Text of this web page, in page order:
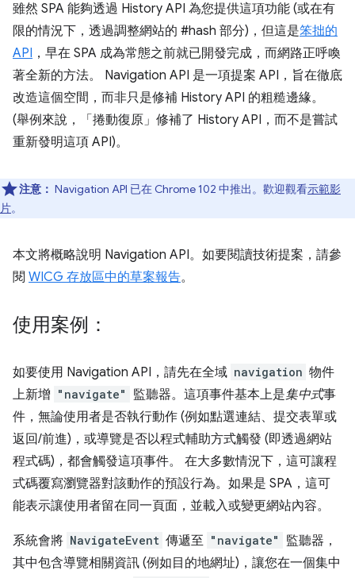
雖然 SPA 能夠透過 History API 為您提供這項功能 (或在有
限的情況下，透過調整網站的 #hash 部分)，但這是笨拙的
API ，早在 SPA 成為常態之前就已開發完成，而網路正呼喚
著全新的方法。 Navigation API 是一項提案 API，旨在徹底
改造這個空間，而非只是修補 History API 的粗糙邊緣。
(舉例來說，「捲動復原」 修補了 History API，而不是嘗試
重新發明這項 API)。
注意： Navigation API 已在 Chrome 102 中推出。歡迎觀看示範影
片。
本文將概略說明 Navigation API。如要閱讀技術提案，請參
閱 WICG 存放區中的草案報告。
使用案例：
如要使用 Navigation API，請先在全域 navigation 物件
上新增 "navigate" 監聽器。這項事件基本上是集中式事
件，無論使用者是否執行動作 (例如點選連結、提交表單或
返回/前進)，或導覽是否以程式輔助方式觸發 (即透過網站
程式碼)，都會觸發這項事件。 在大多數情況下，這可讓程
式碼覆寫瀏覽器對該動作的預設行為。如果是 SPA，這可
能表示讓使用者留在同一頁面，並載入或變更網站內容。
系統會將 NavigateEvent 傳遞至 "navigate"
監聽器，
其中包含導覽相關資訊 (例如目的地網址)，讓您在一個集中